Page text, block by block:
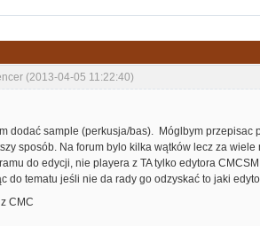
(2013-04-05 11:22:40)
dodać sample (perkusja/bas). Móglbym przepisac
sposób. Na forum bylo kilka wątków lecz za wiele
do edycji, nie playera z TA tylko edytora
do tematu jeśli nie da rady go odzyskać to jaki
CMC